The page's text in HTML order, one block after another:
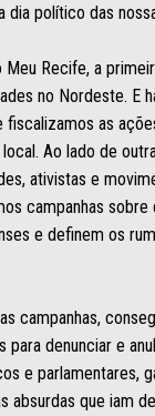
dia político das
Meu Recife, a
no Nordeste. E
fiscalizamos as
Ao lado de
ativistas e
campanhas sobre
e definem os
campanhas,
para denunciar e
e parlamentares,
absurdas que iam